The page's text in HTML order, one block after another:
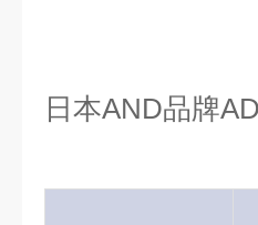
日本AND品牌